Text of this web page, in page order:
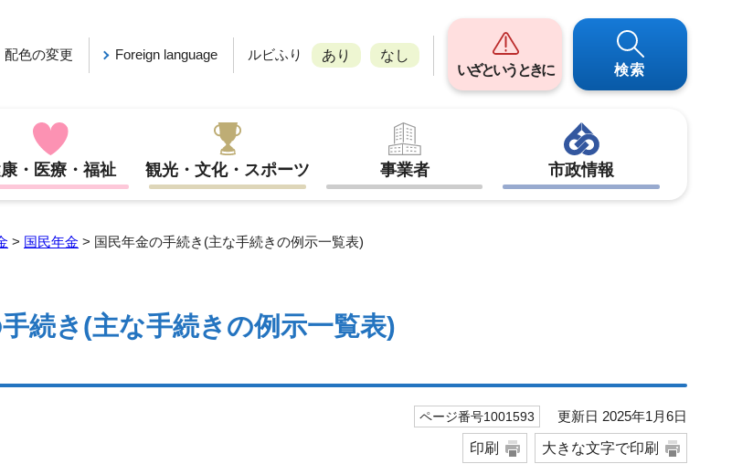
配色の変更 Foreign language ルビふり あり
なし
いざというときに
検索
・医療・福祉 観光・文化・スポーツ 事業者 市政情報
> 国民年金 > 国民年金の手続き(主な手続きの例示一覧表)
続き(主な手続きの例示一覧表)
ページ番号1001593 更新日 2025年1月6日
印刷 大きな文字で印刷